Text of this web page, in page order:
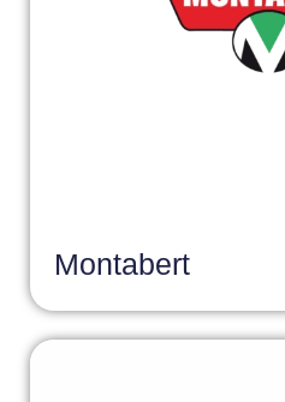
Montabert